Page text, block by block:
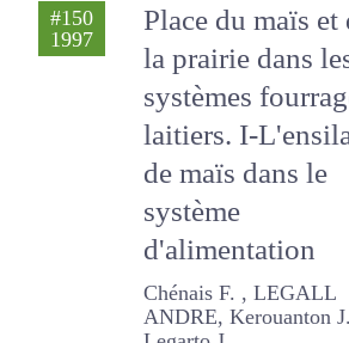
#150
Place du maïs et
de la prairie dans
les systèmes
fourragers laitiers.
I-L'ensilage de
maïs dans le
système
d'alimentation